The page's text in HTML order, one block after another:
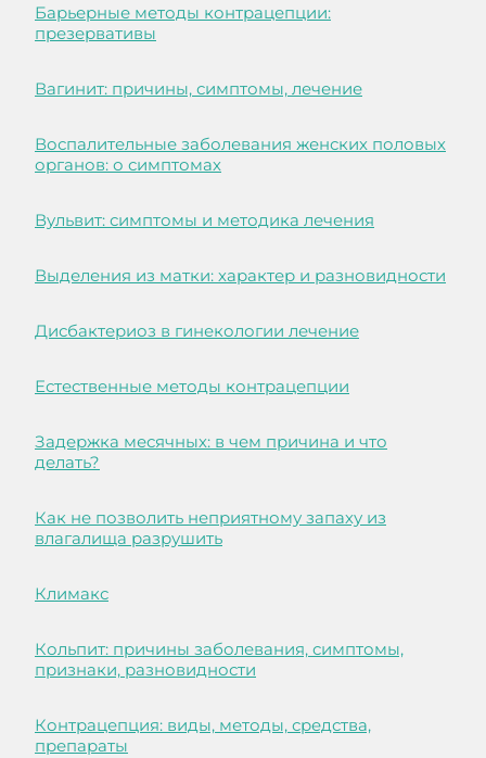
Барьерные методы контрацепции:
презервативы
Вагинит: причины, симптомы, лечение
Воспалительные заболевания женских половых
органов: о симптомах
Вульвит: симптомы и методика лечения
Выделения из матки: характер и разновидности
Дисбактериоз в гинекологии лечение
Естественные методы контрацепции
Задержка месячных: в чем причина и что
делать?
Как не позволить неприятному запаху из
влагалища разрушить
Климакс
Кольпит: причины заболевания, симптомы,
признаки, разновидности
Контрацепция: виды, методы, средства,
препараты